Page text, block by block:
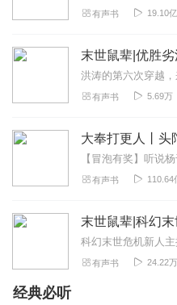
有声书 19.10亿
洪涛的第六次穿越，
有声书 5.69万
有声书 110.64
末世鼠辈|科幻末
有声书 24.22万
经典必听